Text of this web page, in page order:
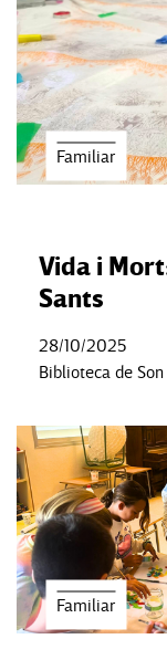
Familiar
Vida i
Sants
28/10/2025
Biblioteca de
Familiar